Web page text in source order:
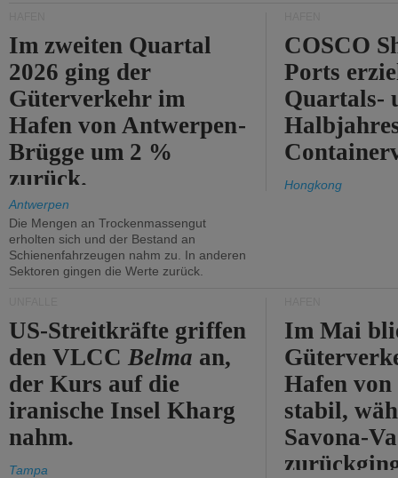
Im zweiten Quartal
2026 ging der
Güterverkehr im
Hafen von Antwerpen-
Brügge um 2 %
zurück.
Antwerpen
Die Mengen an Trockenmassengut
erholten sich und der Bestand an
Schienenfahrzeugen nahm zu. In anderen
Sektoren gingen die Werte zurück.
COSCO
Ports
Quartals-
Hongkong
US-Streitkräfte griffen
den VLCCBelma an,
der Kurs auf die
iranische Insel Kharg
nahm.
Tampa
Im Mai
Hafen von
stabil,
Savona-